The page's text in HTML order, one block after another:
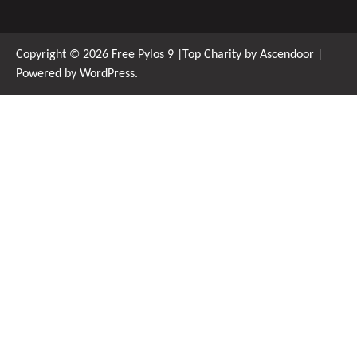
Copyright © 2026 Free Pylos 9 |Top Charity by Ascendoor
Powered by WordPress.